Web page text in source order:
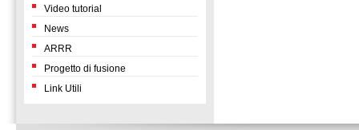
Video tutorial
News
ARRR
Progetto di fusione
Link Utili